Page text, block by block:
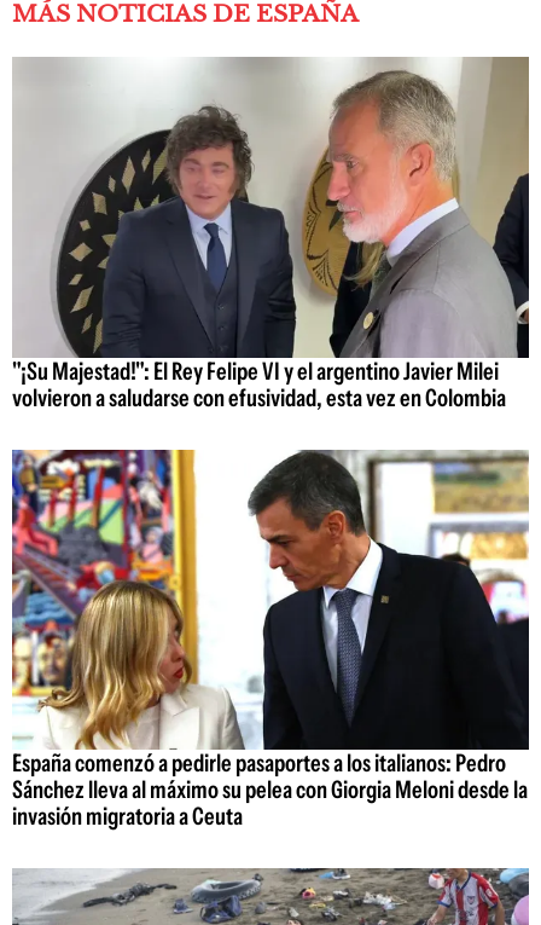
MÁS NOTICIAS DE ESPAÑA
"¡Su Majestad!": El Rey Felipe VI y el argentino Javier Milei
volvieron a saludarse con efusividad, esta vez en Colombia
España comenzó a pedirle pasaportes a los italianos: Pedro
Sánchez lleva al máximo su pelea con Giorgia Meloni desde la
invasión migratoria a Ceuta